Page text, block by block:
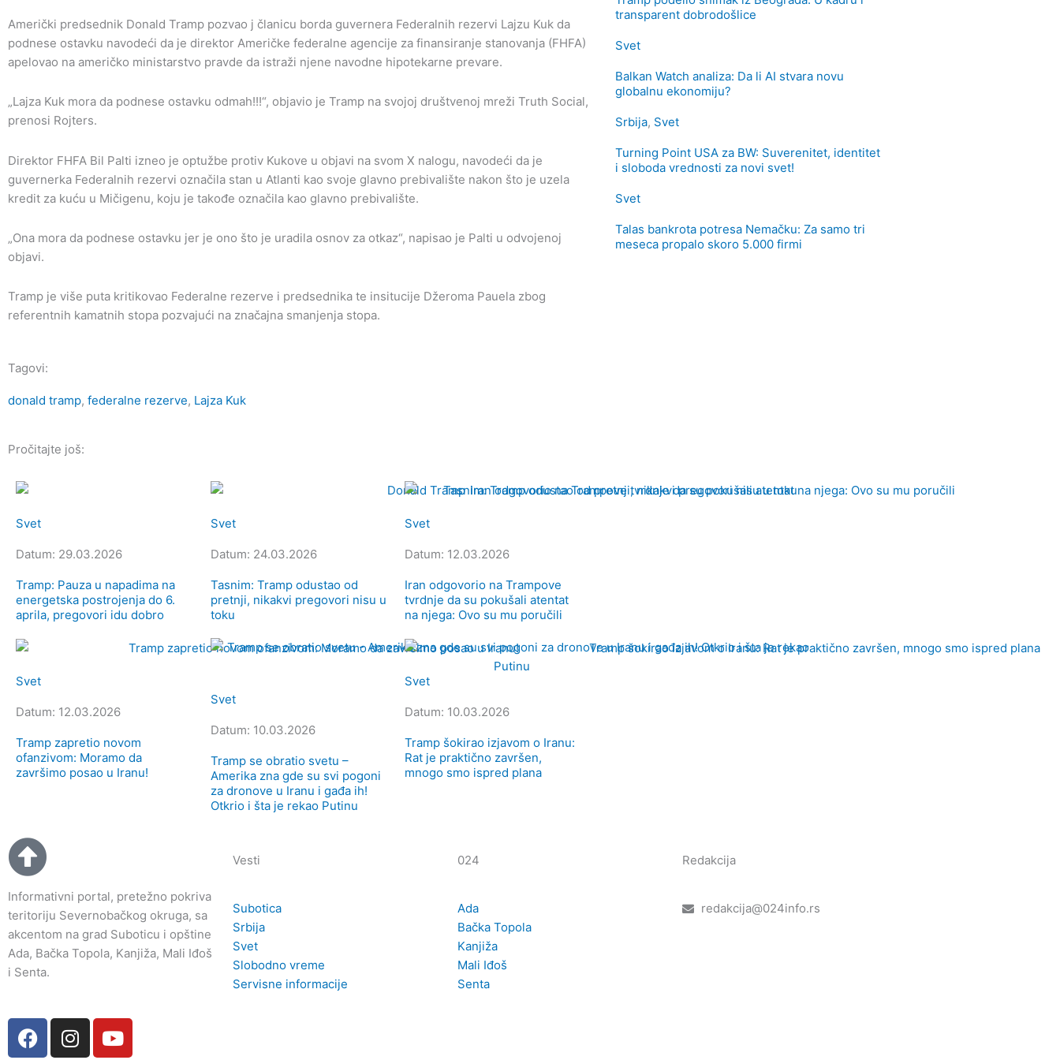
Američki predsednik Donald Tramp pozvao j članicu borda guvernera Federalnih rezervi Lajzu Kuk da
podnese ostavku navodeći da je direktor Američke federalne agencije za finansiranje stanovanja (FHFA)
apelovao na američko ministarstvo pravde da istraži njene navodne hipotekarne prevare.
„Lajza Kuk mora da podnese ostavku odmah!!!“, objavio je Tramp na svojoj društvenoj mreži Truth Social,
prenosi Rojters.
Direktor FHFA Bil Palti izneo je optužbe protiv Kukove u objavi na svom X nalogu, navodeći da je
guvernerka Federalnih rezervi označila stan u Atlanti kao svoje glavno prebivalište nakon što je uzela
kredit za kuću u Mičigenu, koju je takođe označila kao glavno prebivalište.
„Ona mora da podnese ostavku jer je ono što je uradila osnov za otkaz“, napisao je Palti u odvojenoj
objavi.
Tramp je više puta kritikovao Federalne rezerve i predsednika te insitucije Džeroma Pauela zbog
referentnih kamatnih stopa pozvajući na značajna smanjenja stopa.
Tagovi:
donald tramp, federalne rezerve, Lajza Kuk
Pročitajte još:
Svet
Datum: 29.03.2026
Tramp: Pauza u napadima na
energetska postrojenja do 6.
aprila, pregovori idu dobro
Svet
Datum: 24.03.2026
Tasnim: Tramp odustao od
pretnji, nikakvi pregovori nisu u
toku
Svet
Datum: 12.03.2026
Iran odgovorio na Trampove
tvrdnje da su pokušali atentat
na njega: Ovo su mu poručili
Svet
Datum: 12.03.2026
Tramp zapretio novom
ofanzivom: Moramo da
završimo posao u Iranu!
Svet
Datum: 10.03.2026
Tramp se obratio svetu –
Amerika zna gde su svi pogoni
za dronove u Iranu i gađa ih!
Otkrio i šta je rekao Putinu
Svet
Datum: 10.03.2026
Tramp šokirao izjavom o Iranu:
Rat je praktično završen,
mnogo smo ispred plana
transparent dobrodošlice
Svet
Balkan Watch analiza: Da li AI stvara novu
globalnu ekonomiju?
Srbija, Svet
Turning Point USA za BW: Suverenitet, identitet
i sloboda vrednosti za novi svet!
Svet
Talas bankrota potresa Nemačku: Za samo tri
meseca propalo skoro 5.000 firmi
Informativni portal, pretežno pokriva
teritoriju Severnobačkog okruga, sa
akcentom na grad Suboticu i opštine
Ada, Bačka Topola, Kanjiža, Mali Iđoš
i Senta.
F
a
I
n
Y
o
Vesti
Subotica
Srbija
Svet
Slobodno vreme
Servisne informacije
024
Ada
Bačka Topola
Kanjiža
Mali Iđoš
Senta
Redakcija
redakcija@024info.rs